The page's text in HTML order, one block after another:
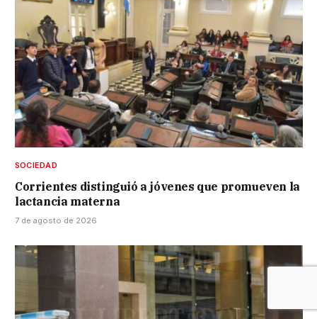
SOCIEDAD
Corrientes distinguió a jóvenes que promueven la
lactancia materna
7 de agosto de 2026